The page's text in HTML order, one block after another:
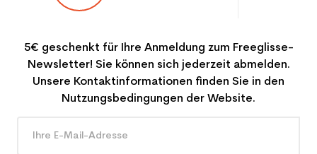
5€ geschenkt für Ihre Anmeldung zum Freeglisse-
Newsletter! Sie können sich jederzeit abmelden.
Unsere Kontaktinformationen finden Sie in den
Nutzungsbedingungen der Website.